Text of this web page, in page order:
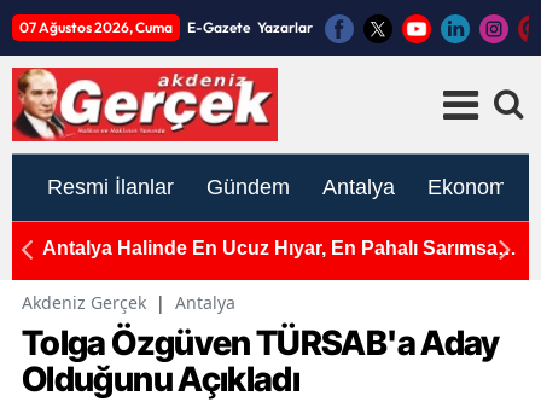
07 Ağustos 2026, Cuma E-Gazete Yazarlar
Resmi İlanlar Gündem Antalya Ekonomi
Antalya Halinde En Ucuz Hıyar, En Pahalı Sarımsak
Akdeniz Gerçek | Antalya
Tolga Özgüven TÜRSAB'a Aday
Olduğunu Açıkladı